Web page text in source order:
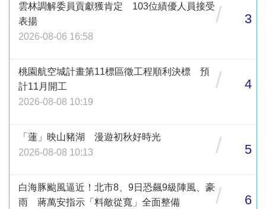
雲林調解委員貢獻獲肯定 103位績優人員接受
表揚
2026-08-06 16:58
/ 3
桃園航空城計畫第11標區徵工程順利決標 預
計11月開工
2026-08-08 10:19
/ 4
「蓮」映山豬湖 漫遊初秋好時光
2026-08-08 10:13
/ 5
白海豚颱風逼近！北市8、9日恐飆9級陣風、豪
雨 蔣萬安指示「料敵從寬」全面整備
/ 6